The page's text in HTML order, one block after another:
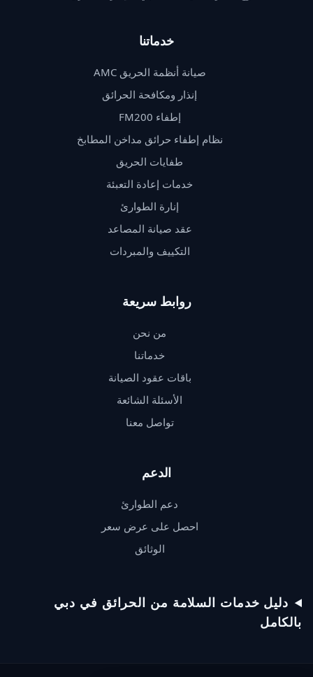
خدماتنا
صيانة أنظمة الحريق AMC
إنذار ومكافحة الحرائق
إطفاء FM200
نظام إطفاء حرائق مداخن المطابخ
طفايات الحريق
خدمات إعادة التعبئة
إنارة الطوارئ
عقد صيانة المصاعد
التكييف والمبردات
روابط سريعة
من نحن
خدماتنا
باقات عقود الصيانة
الأسئلة الشائعة
تواصل معنا
الدعم
دعم الطوارئ
احصل على عرض سعر
الوثائق
دليل خدمات السلامة من الحرائق في دبي
بالكامل